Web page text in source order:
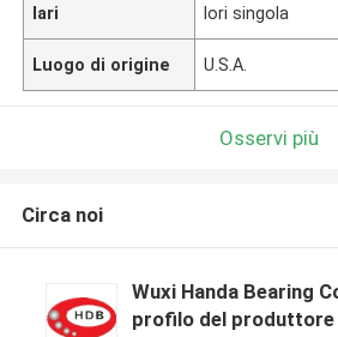
lari
lori singola
Luogo di origine U.S.A.
Osservi più
Circa noi
Wuxi Handa Bearing
profilo del produttore